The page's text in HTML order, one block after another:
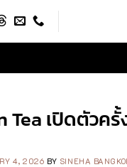
Tea เปิดตัวค
4, 2026 BY SINEHA